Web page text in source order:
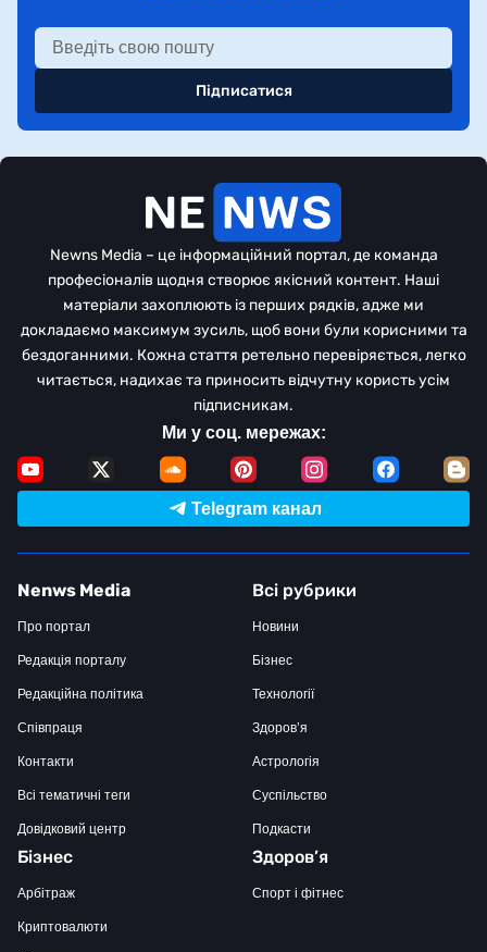
Підписатися
Newns Media – це інформаційний портал, де команда
професіоналів щодня створює якісний контент. Наші
матеріали захоплюють із перших рядків, адже ми
докладаємо максимум зусиль, щоб вони були корисними та
бездоганними. Кожна стаття ретельно перевіряється, легко
читається, надихає та приносить відчутну користь усім
підписникам.
Ми у соц. мережах:
Telegram канал
Nenws Media
Про портал
Редакція порталу
Редакційна політика
Співпраця
Контакти
Всі тематичні теги
Довідковий центр
Всі рубрики
Новини
Бізнес
Технології
Здоров’я
Астрологія
Суспільство
Подкасти
Бізнес
Арбітраж
Криптовалюти
Здоров’я
Спорт і фітнес